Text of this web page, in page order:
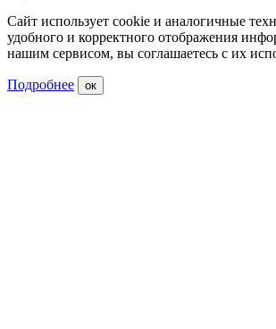
Сайт использует cookie и аналогичные
удобного и корректного отображения
нашим сервисом, вы соглашаетесь с их
Подробнее ок